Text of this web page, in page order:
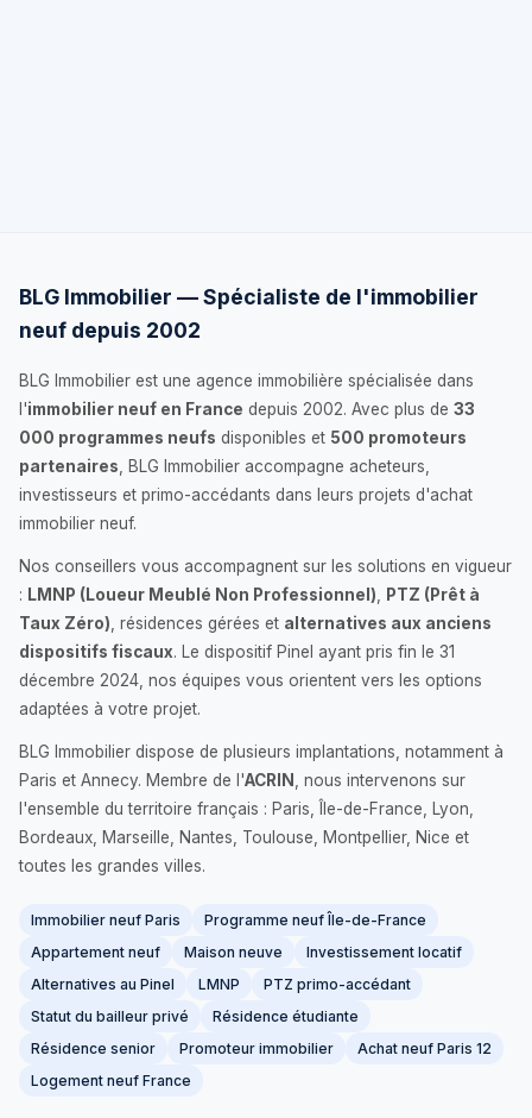
BLG Immobilier — Spécialiste de l'immobilier
neuf depuis 2002
BLG Immobilier est une agence immobilière spécialisée dans
l'immobilier neuf en France depuis 2002. Avec plus de 33
000 programmes neufs disponibles et 500 promoteurs
partenaires , BLG Immobilier accompagne acheteurs,
investisseurs et primo-accédants dans leurs projets d'achat
immobilier neuf.
Nos conseillers vous accompagnent sur les solutions en vigueur
: LMNP (Loueur Meublé Non Professionnel)
PTZ (Prêt à
Taux Zéro) , résidences gérées et alternatives aux anciens
dispositifs fiscaux. Le dispositif Pinel ayant pris fin le 31
décembre 2024, nos équipes vous orientent vers les options
adaptées à votre projet.
BLG Immobilier dispose de plusieurs implantations, notamment à
Paris et Annecy. Membre de l'ACRIN
, nous intervenons sur
l'ensemble du territoire français : Paris, Île-de-France, Lyon,
Bordeaux, Marseille, Nantes, Toulouse, Montpellier, Nice et
toutes les grandes villes.
Immobilier neuf Paris
Programme neuf Île-de-France
Appartement neuf
Maison neuve
Investissement locatif
Alternatives au Pinel
LMNP
PTZ primo-accédant
Statut du bailleur privé
Résidence étudiante
Résidence senior
Promoteur immobilier
Achat neuf Paris 12
Logement neuf France